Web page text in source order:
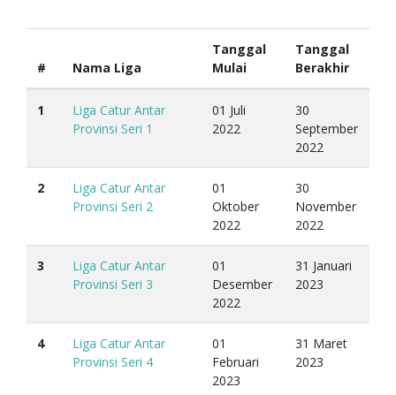
# Nama Liga
Tanggal
Mulai
Tanggal
Berakhir
1
Liga Catur Antar
Provinsi Seri 1
01 Juli
2022
30
September
2022
2
Liga Catur Antar
Provinsi Seri 2
01
Oktober
2022
30
November
2022
3
Liga Catur Antar
Provinsi Seri 3
01
Desember
2022
31 Januari
2023
4
Liga Catur Antar
Provinsi Seri 4
01
Februari
2023
31 Maret
2023